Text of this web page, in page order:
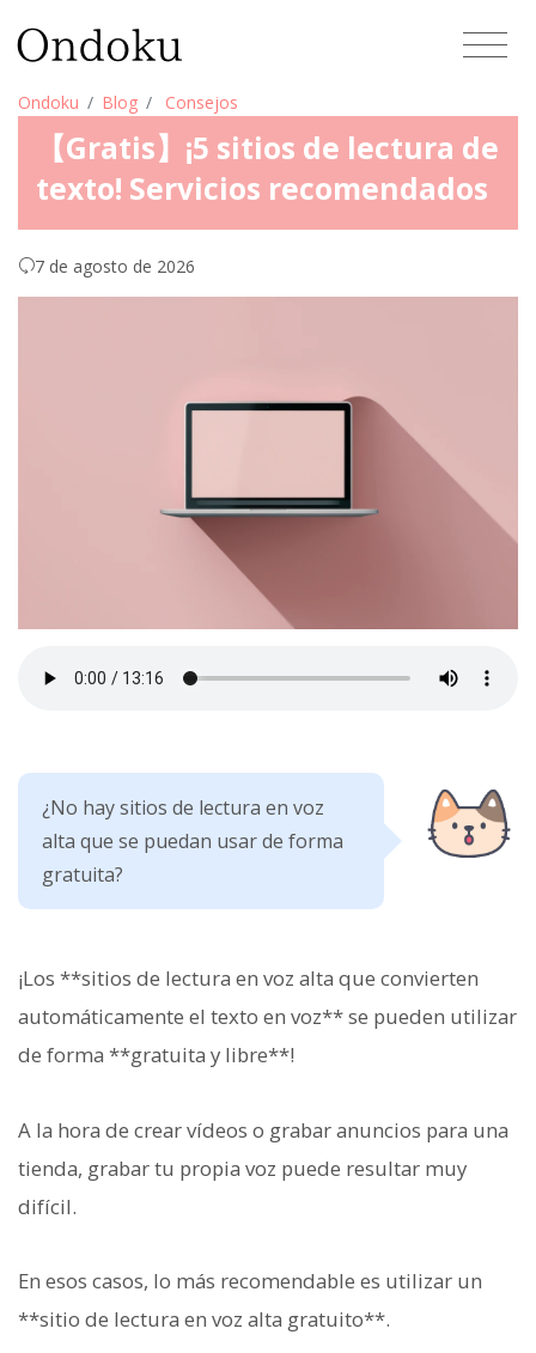
Ondoku Blog Consejos
【Gratis】¡5 sitios de lectura de
texto! Servicios recomendados
7 de agosto de 2026
¿No hay sitios de lectura en voz
alta que se puedan usar de forma
gratuita?
¡Los **sitios de lectura en voz alta que convierten
automáticamente el texto en voz** se pueden utilizar
de forma **gratuita y libre**!
A la hora de crear vídeos o grabar anuncios para una
tienda, grabar tu propia voz puede resultar muy
difícil.
En esos casos, lo más recomendable es utilizar un
**sitio de lectura en voz alta gratuito**.